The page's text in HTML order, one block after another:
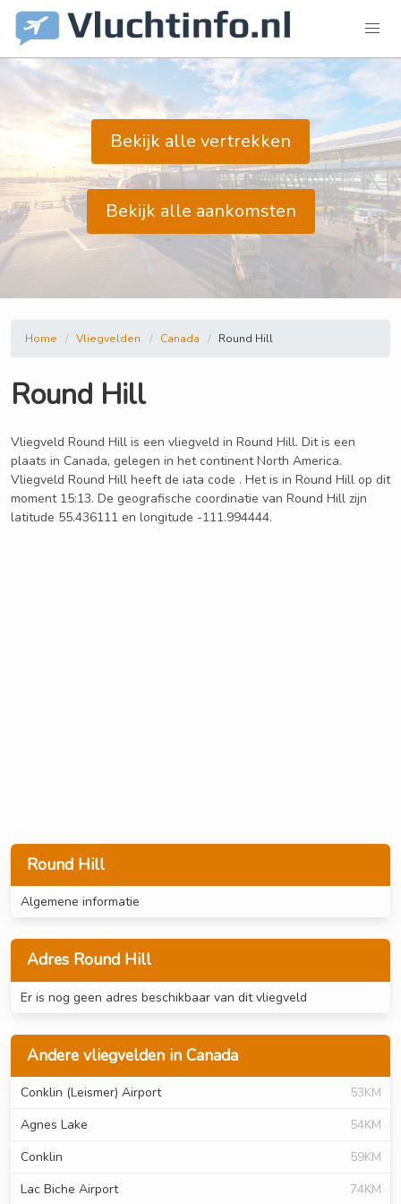
Bekijk alle vertrekken
Bekijk alle aankomsten
Round Hill
Algemene informatie
Adres Round Hill
Er is nog geen adres beschikbaar van dit vliegveld
Andere vliegvelden in Canada
Conklin (Leismer) Airport
53KM
Agnes Lake
54KM
Conklin
59KM
Lac Biche Airport
74KM
Home Vliegvelden Canada Round Hill
Round Hill
Vliegveld Round Hill is een vliegveld in Round Hill. Dit is een
plaats in Canada, gelegen in het continent North America.
Vliegveld Round Hill heeft de iata code . Het is in Round Hill op dit
moment 15:13. De geografische coordinatie van Round Hill zijn
latitude 55.436111 en longitude -111.994444.